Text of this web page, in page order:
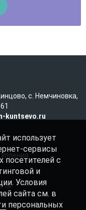
с. Немчиновка,
kuntsevo.ru
использует
сервисы
посетителей с
и
Условия
сайта см. в
персональных